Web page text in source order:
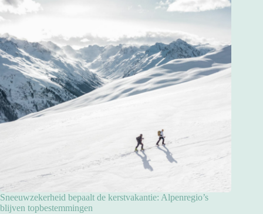
Sneeuwzekerheid bepaalt de kerstvakantie: Alpenregio’s
blijven topbestemmingen